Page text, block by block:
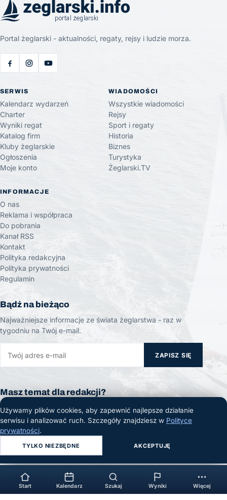
Portal żeglarski - aktualności, regaty, rejsy i ludzie morza.
SERWIS
Kalendarz wydarzeń
Charter
Wyniki regat
Katalog firm
Kluby żeglarskie
Ogłoszenia
Moje konto
WIADOMOŚCI
Wszystkie wiadomości
Rejsy
Sport i regaty
Historia
Biznes
Turystyka
Żeglarski.TV
INFORMACJE
O nas
Reklama i współpraca
Do pobrania
Kanał RSS
Kontakt
Polityka redakcyjna
Polityka prywatności
Regulamin
Bądź na bieżąco
Najważniejsze informacje ze świata żeglarstwa - raz w
tygodniu na Twój e-mail.
ZAPISZ SIĘ
Masz temat dla redakcji?
Widziałeś ciekawe wydarzenie albo masz newsa ze świata
żeglarstwa? Daj nam znać!
© 2026 Żeglarski.info. Wszelkie prawa zastrzeżone.
Używamy plików cookies, aby zapewnić najlepsze działanie
serwisu i analizować ruch. Szczegóły znajdziesz w Polityce
prywatności.
TYLKO NIEZBĘDNE AKCEPTUJĘ
Start Kalendarz Szukaj Wyniki Więcej